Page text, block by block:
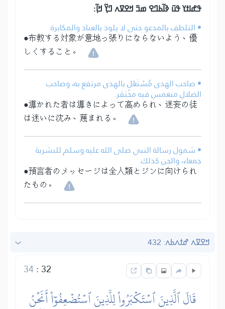
ߟߝߊߙߌ ߟߎ߫ ߢߊ߬ߕߣߐ ߘߏ߫ ߞߐߜߍ ߣߌ߲߬ ߞߊ߲߬:
• التلطف بالمدعو حتى لا يلوذ بالعناد والمكابرة.
●布教する対象が意地っ張りにならないよう、優
しくすること。
• صاحب الهدى مُسْتَعْلٍ بالهدى مرتفع به، وصاحب
الضلال منغمس فيه محتقر.
●導かれた者は導きによって高められ、迷妄の徒
は迷いに沈み、蔑まれる。
• شمول رسالة النبي صلى الله عليه وسلم للبشرية
جمعاء، والجن كذلك.
●預言者のメッセージは全人類とジンに向けられ
たもの。
ߞߐߜߍ ߝߙߍߕߍ: 432
32
:
34
قَالَ ٱلَّذِينَ ٱسۡتَكۡبَرُواْ لِلَّذِينَ ٱسۡتُضۡعِفُوٓاْ أَنَحۡنُ